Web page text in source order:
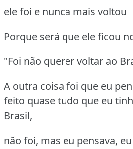
ele foi e nunca mais voltou
Porque será que ele ficou
"Foi não querer voltar ao
A outra coisa foi que eu
feito quase tudo que eu
Brasil,
não foi, mas eu pensava,